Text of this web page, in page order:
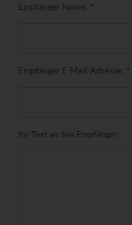
Empfänger Name:
Empfänger E-Mail-Adresse:
Ihr Text an den Empfänger